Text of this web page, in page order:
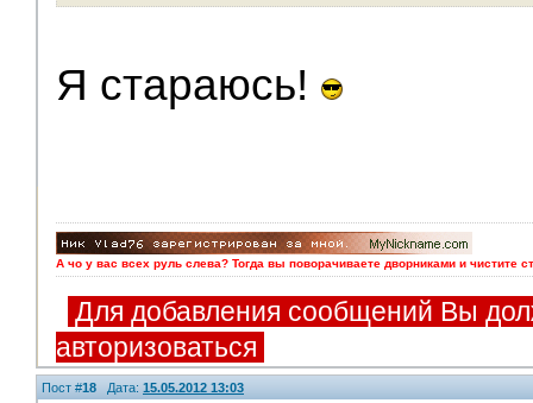
Я стараюсь!
А чо у вас всех руль слева? Тогда вы поворачиваете дворниками и чистите
Для добавления сообщений Вы
авторизоваться
Пост #18 Дата: 15.05.2012 13:03